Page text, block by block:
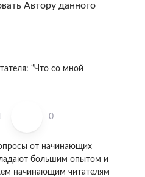
Автору данного
0
от начинающих
большим опытом и
начинающим читателям